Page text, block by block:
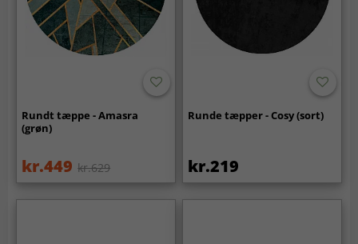
Rundt tæppe - Amasra
(grøn)
kr.449 kr.629
Runde tæpper - Cosy (sort)
kr.219